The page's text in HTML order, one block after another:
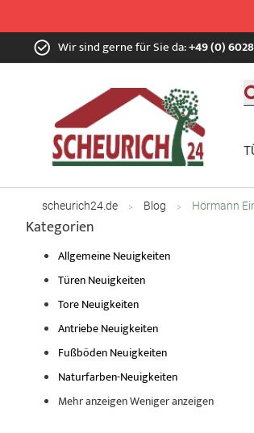
Zum
Inhalt Wir sind gerne für Sie da:+49 (0)
scheurich24.de Blog Hörmann
Kategorien
Allgemeine Neuigkeiten
Türen Neuigkeiten
Tore Neuigkeiten
Antriebe Neuigkeiten
Fußböden Neuigkeiten
Naturfarben-Neuigkeiten
Mehr anzeigenWeniger anzeigen